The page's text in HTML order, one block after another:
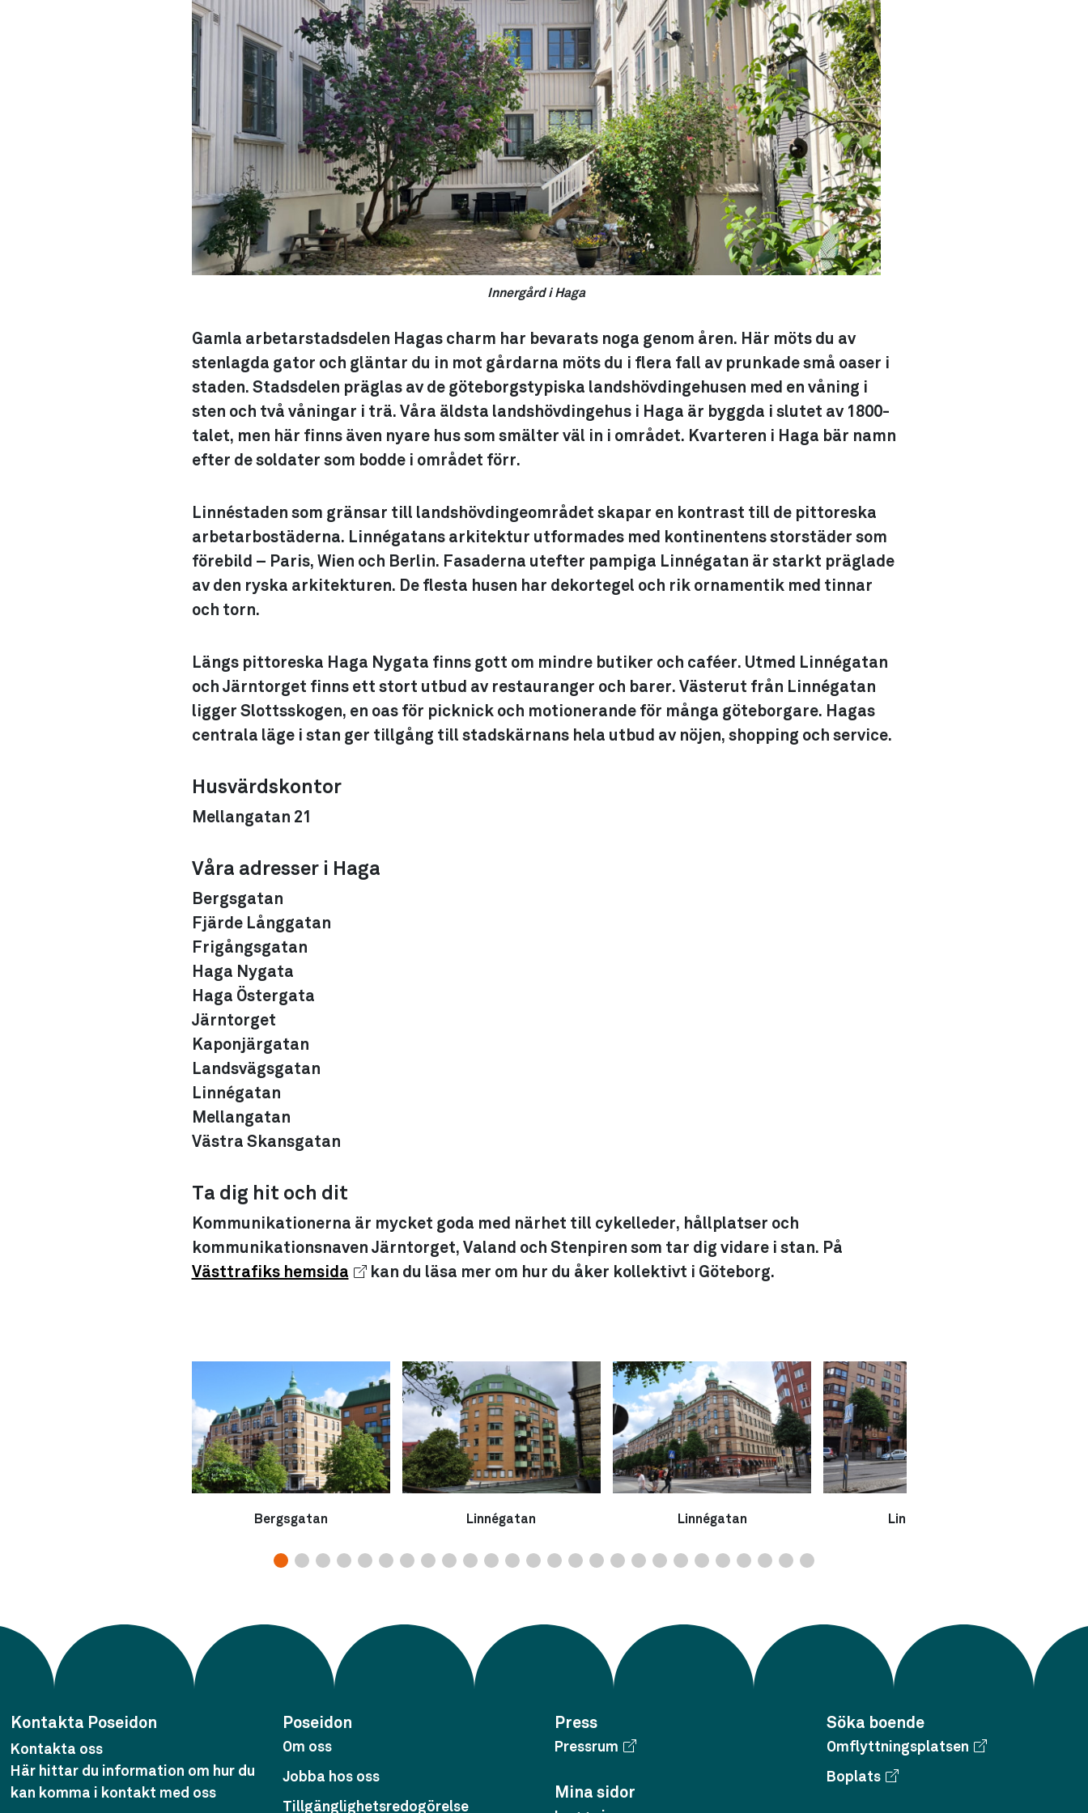
Innergård i Haga
Gamla arbetarstadsdelen Hagas charm har bevarats noga genom åren. Här möts du av
stenlagda gator och gläntar du in mot gårdarna möts du i flera fall av prunkade små oaser i
staden. Stadsdelen präglas av de göteborgstypiska landshövdingehusen med en våning i
sten och två våningar i trä. Våra äldsta landshövdingehus i Haga är byggda i slutet av 1800-
talet, men här finns även nyare hus som smälter väl in i området. Kvarteren i Haga bär namn
efter de soldater som bodde i området förr.
Linnéstaden som gränsar till landshövdingeområdet skapar en kontrast till de pittoreska
arbetarbostäderna. Linnégatans arkitektur utformades med kontinentens storstäder som
förebild – Paris, Wien och Berlin. Fasaderna utefter pampiga Linnégatan är starkt präglade
av den ryska arkitekturen. De flesta husen har dekortegel och rik ornamentik med tinnar
och torn.
Längs pittoreska Haga Nygata finns gott om mindre butiker och caféer. Utmed Linnégatan
och Järntorget finns ett stort utbud av restauranger och barer. Västerut från Linnégatan
ligger Slottsskogen, en oas för picknick och motionerande för många göteborgare. Hagas
centrala läge i stan ger tillgång till stadskärnans hela utbud av nöjen, shopping och service.
Husvärdskontor
Mellangatan 21
Våra adresser i Haga
Bergsgatan
Fjärde Långgatan
Frigångsgatan
Haga Nygata
Haga Östergata
Järntorget
Kaponjärgatan
Landsvägsgatan
Linnégatan
Mellangatan
Västra Skansgatan
Ta dig hit och dit
Kommunikationerna är mycket goda med närhet till cykelleder, hållplatser och
kommunikationsnaven Järntorget, Valand och Stenpiren som tar dig vidare i stan. På
Västtrafiks hemsida
kan du läsa mer om hur du åker kollektivt i Göteborg.
Bergsgatan Linnégatan Linnégatan Linnégatan
Kontakta Poseidon
Kontakta oss
Här hittar du information om hur du
kan komma i kontakt med oss
Poseidon
Om oss
Jobba hos oss
Tillgänglighetsredogörelse
Press
Pressrum
Mina sidor
Söka boende
Omflyttningsplatsen
Boplats